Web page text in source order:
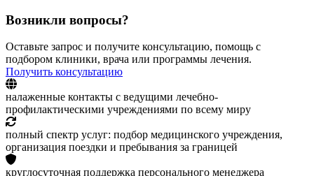
Возникли вопросы?
Оставьте запрос и получите консультацию, помощь с
подбором клиники, врача или программы лечения.
Получить консультацию
налаженные контакты с ведущими лечебно-
профилактическими учреждениями по всему миру
полный спектр услуг: подбор медицинского учреждения,
организация поездки и пребывания за границей
круглосуточная поддержка персонального менеджера